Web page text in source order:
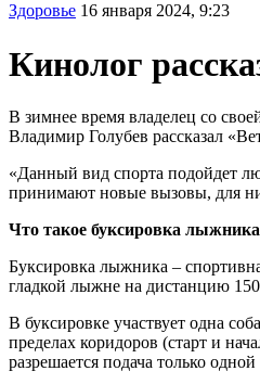
Здоровье 16 января 2024, 9:23
Кинолог
В зимнее время владелец со
Владимир Голубев рассказал
«Данный вид спорта подойдет
принимают новые вызовы, для
Что такое буксировка лыжника
Буксировка лыжника –
гладкой лыжне на дистанцию
В буксировке участвует одна
пределах коридоров (старт и
разрешается подача только